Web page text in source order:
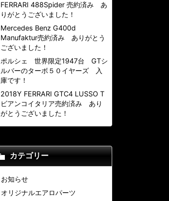
FERRARI 488Spider 売約済み あ
りがとうございました！
Mercedes Benz G400d
Manufaktur売約済み ありがとう
ございました！
ポルシェ 世界限定1947台 GTシ
ルバーのターボ５０イヤーズ 入
庫です！
2018Y FERRARI GTC4 LUSSO T
ビアンコイタリア売約済み あり
がとうございました！
カテゴリー
お知らせ
オリジナルエアロパーツ